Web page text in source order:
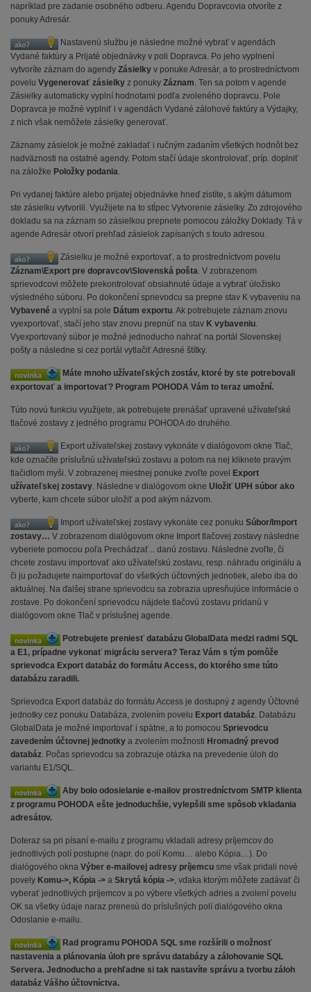
napríklad pre zadanie osobného odberu. Agendu Dopravcovia otvoríte z
ponuky Adresár.
Nastavenú službu je následne možné vybrať v agendách
Vydané faktúry a Prijaté objednávky v poli Dopravca. Po jeho vyplnení
vytvoríte záznam do agendy Zásielky v ponuke Adresár, a to prostredníctvom
povelu Vygenerovať zásielky z ponuky Záznam. Ten sa potom v agende
Zásielky automaticky vyplní hodnotami podľa zvoleného dopravcu. Pole
Dopravca je možné vyplniť i v agendách Vydané zálohové faktúry a Výdajky,
z nich však nemôžete zásielky generovať.
Záznamy zásielok je možné zakladať i ručným zadaním všetkých hodnôt bez
nadväznosti na ostatné agendy. Potom stačí údaje skontrolovať, príp. doplniť
na záložke Položky podania.
Pri vydanej faktúre alebo prijatej objednávke hneď zistíte, s akým dátumom
ste zásielku vytvorili. Využijete na to stĺpec Vytvorenie zásielky. Zo zdrojového
dokladu sa na záznam so zásielkou prepnete pomocou záložky Doklady. Tá v
agende Adresár otvorí prehľad zásielok zapísaných s touto adresou.
Zásielku je možné exportovať, a to prostredníctvom povelu
Záznam\Export pre dopravcov\Slovenská pošta. V zobrazenom
sprievodcovi môžete prekontrolovať obsiahnuté údaje a vybrať úložisko
výsledného súboru. Po dokončení sprievodcu sa prepne stav K vybaveniu na
Vybavené a vyplní sa pole Dátum exportu. Ak potrebujete záznam znovu
vyexportovať, stačí jeho stav znovu prepnúť na stav K vybaveniu.
Vyexportovaný súbor je možné jednoducho nahrať na portál Slovenskej
pošty a následne si cez portál vytlačiť Adresné štítky.
Máte mnoho užívateľských zostáv, ktoré by ste potrebovali
exportovať a importovať? Program POHODA Vám to teraz umožní.
Túto novú funkciu využijete, ak potrebujete prenášať upravené užívateľské
tlačové zostavy z jedného programu POHODA do druhého.
Export užívateľskej zostavy vykonáte v dialógovom okne Tlač,
kde označíte príslušnú užívateľskú zostavu a potom na nej kliknete pravým
tlačidlom myši. V zobrazenej miestnej ponuke zvoľte povel
Export
užívateľskej zostavy. Následne v dialógovom okne Uložiť UPH súbor ako
vyberte, kam chcete súbor uložiť a pod akým názvom.
Import užívateľskej zostavy vykonáte cez ponuku Súbor/Import
zostavy… V zobrazenom dialógovom okne Import tlačovej zostavy následne
vyberiete pomocou poľa Prechádzať... danú zostavu. Následne zvoľte, či
chcete zostavu importovať ako užívateľskú zostavu, resp. náhradu originálu a
či ju požadujete naimportovať do všetkých účtovných jednotiek, alebo iba do
aktuálnej. Na ďalšej strane sprievodcu sa zobrazia upresňujúce informácie o
zostave. Po dokončení sprievodcu nájdete tlačovú zostavu pridanú v
dialógovom okne Tlač v príslušnej agende.
Potrebujete preniesť databázu GlobalData medzi radmi SQL
a E1, prípadne vykonať migráciu servera? Teraz Vám s tým pomôže
sprievodca Export databáz do formátu Access, do ktorého sme túto
databázu zaradili.
Sprievodca Export databáz do formátu Access je dostupný z agendy Účtovné
jednotky cez ponuku Databáza, zvolením povelu Export databáz. Databázu
GlobalData je možné importovať i spätne, a to pomocou Sprievodcu
zavedením účtovnej jednotky a zvolením možnosti Hromadný prevod
databáz. Počas sprievodcu sa zobrazuje otázka na prevedenie úloh do
variantu E1/SQL.
Aby bolo odosielanie e-mailov prostredníctvom SMTP klienta
z programu POHODA ešte jednoduchšie, vylepšili sme spôsob vkladania
adresátov.
Doteraz sa pri písaní e-mailu z programu vkladali adresy príjemcov do
jednotlivých polí postupne (napr. do polí Komu… alebo Kópia…). Do
dialógového okna Výber e-mailovej adresy príjemcu sme však pridali nové
povely Komu->, Kópia -> a Skrytá kópia ->, vďaka ktorým môžete zadávať či
vyberať jednotlivých príjemcov a po výbere všetkých adries a zvolení povelu
OK sa všetky údaje naraz prenesú do príslušných polí dialógového okna
Odoslanie e-mailu.
Rad programu POHODA SQL sme rozšírili o možnosť
nastavenia a plánovania úloh pre správu databázy a zálohovanie SQL
Servera. Jednoducho a prehľadne si tak nastavíte správu a tvorbu záloh
databáz Vášho účtovníctva.